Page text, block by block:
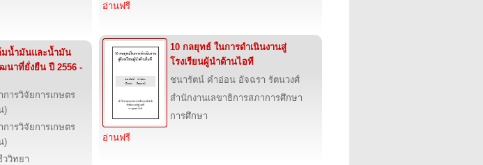
มน้ำมันและน้ำมัน
นาที่ยั่งยืน ปี 2556 -
ารวิจัยการเกษตร
)
ารวิจัยการเกษตร
)
ววิทยา
อ่านฟรี
10 กลยุทธ์ ในการดำเนินงานสู่
โรงเรียนผู้นำด้านไอที
ชนารัตน์ คำอ่อน อัจฉรา รัตนวงศ์
สำนักงานเลขาธิการสภาการศึกษา
การศึกษา
อ่านฟรี